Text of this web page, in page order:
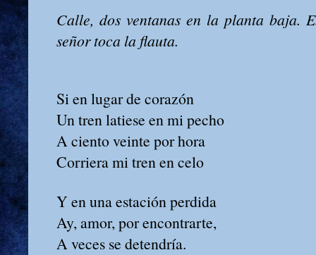
Calle, dos ventanas en la planta baja.
señor toca la flauta.
Si en lugar de corazón
Un tren latiese en mi pecho
A ciento veinte por hora
Corriera mi tren en celo
Y en una estación perdida
Ay, amor, por encontrarte,
A veces se detendría.